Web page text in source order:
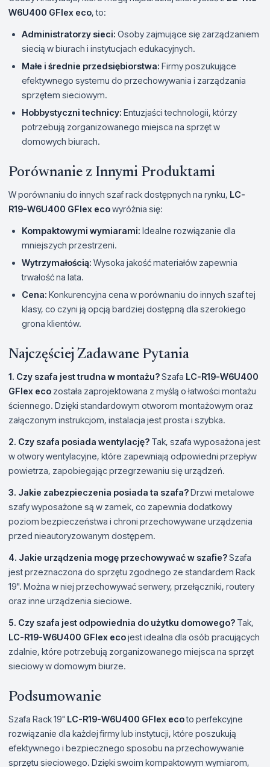
W6U400 GFlex eco, to:
Administratorzy sieci: Osoby zajmujące się zarządzaniem
siecią w biurach i instytucjach edukacyjnych.
Małe i średnie przedsiębiorstwa: Firmy poszukujące
efektywnego systemu do przechowywania i zarządzania
sprzętem sieciowym.
Hobbystyczni technicy: Entuzjaści technologii, którzy
potrzebują zorganizowanego miejsca na sprzęt w
domowych biurach.
Porównanie z Innymi Produktami
W porównaniu do innych szaf rack dostępnych na rynku, LC-
R19-W6U400 GFlex ecowyróżnia się:
Kompaktowymi wymiarami: Idealne rozwiązanie dla
mniejszych przestrzeni.
Wytrzymałością: Wysoka jakość materiałów zapewnia
trwałość na lata.
Cena: Konkurencyjna cena w porównaniu do innych szaf tej
klasy, co czyni ją opcją bardziej dostępną dla szerokiego
grona klientów.
Najczęściej Zadawane Pytania
1. Czy szafa jest trudna w montażu?Szafa LC-R19-W6U400
GFlex eco została zaprojektowana z myślą o łatwości montażu
ściennego. Dzięki standardowym otworom montażowym oraz
załączonym instrukcjom, instalacja jest prosta i szybka.
2. Czy szafa posiada wentylację? Tak, szafa wyposażona jest
w otwory wentylacyjne, które zapewniają odpowiedni przepływ
powietrza, zapobiegając przegrzewaniu się urządzeń.
3. Jakie zabezpieczenia posiada ta szafa?Drzwi metalowe
szafy wyposażone są w zamek, co zapewnia dodatkowy
poziom bezpieczeństwa i chroni przechowywane urządzenia
przed nieautoryzowanym dostępem.
4. Jakie urządzenia mogę przechowywać w szafie?Szafa
jest przeznaczona do sprzętu zgodnego ze standardem Rack
19". Można w niej przechowywać serwery, przełączniki, routery
oraz inne urządzenia sieciowe.
5. Czy szafa jest odpowiednia do użytku domowego? Tak,
LC-R19-W6U400 GFlex ecojest idealna dla osób pracujących
zdalnie, które potrzebują zorganizowanego miejsca na sprzęt
sieciowy w domowym biurze.
Podsumowanie
Szafa Rack 19" LC-R19-W6U400 GFlex ecoto perfekcyjne
rozwiązanie dla każdej firmy lub instytucji, które poszukują
efektywnego i bezpiecznego sposobu na przechowywanie
sprzętu sieciowego. Dzięki swoim kompaktowym wymiarom,